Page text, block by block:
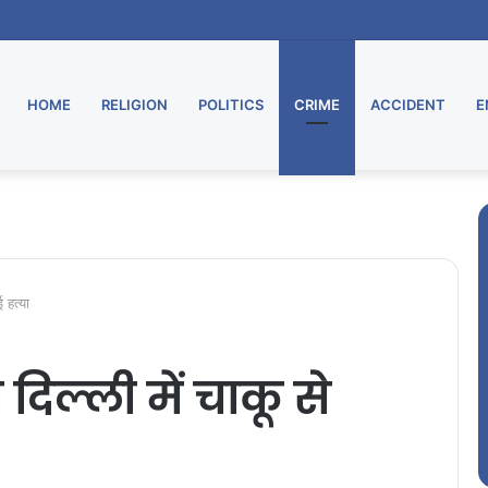
HOME RELIGION POLITICS CRIME ACCIDENT
में चाकू से